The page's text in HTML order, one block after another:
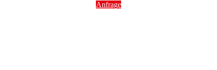
Anfrage